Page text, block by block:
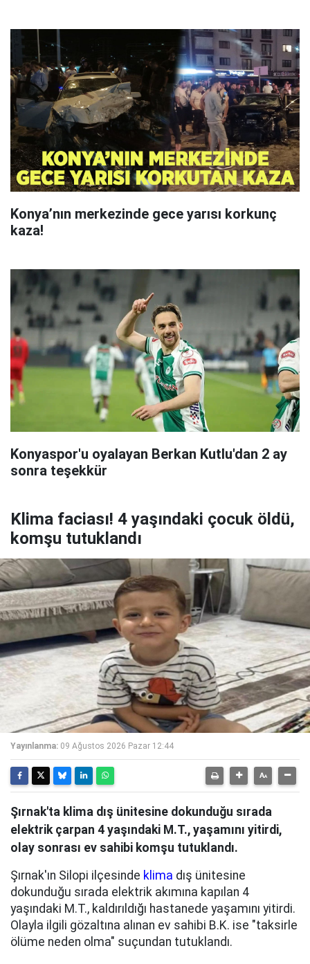
Konya’nın merkezinde gece yarısı korkunç
kaza!
Konyaspor'u oyalayan Berkan Kutlu'dan 2 ay
sonra teşekkür
Klima faciası! 4 yaşındaki çocuk öldü,
komşu tutuklandı
Yayınlanma: 09 Ağustos 2026 Pazar 12:44
Şırnak'ta klima dış ünitesine dokunduğu sırada
elektrik çarpan 4 yaşındaki M.T., yaşamını yitirdi,
olay sonrası ev sahibi komşu tutuklandı.
Şırnak'ın Silopi ilçesinde klima dış ünitesine
dokunduğu sırada elektrik akımına kapılan 4
yaşındaki M.T., kaldırıldığı hastanede yaşamını yitirdi.
Olayla ilgili gözaltına alınan ev sahibi B.K. ise "taksirle
ölüme neden olma" suçundan tutuklandı.